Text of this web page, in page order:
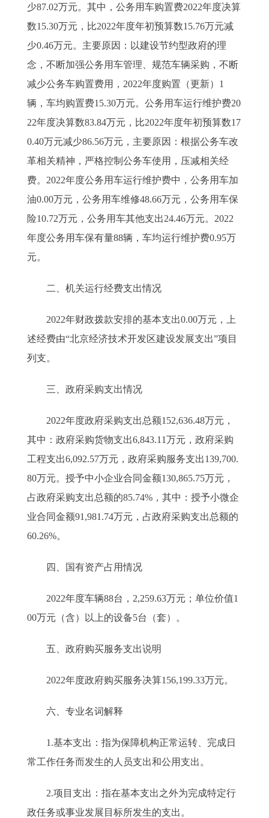
少87.02万元。其中，公务用车购置费2022年度决算
数15.30万元，比2022年度年初预算数15.76万元减
少0.46万元。主要原因：以建设节约型政府的理
念，不断加强公务用车管理、规范车辆采购，不断
减少公务车购置费用，2022年度购置（更新）1
辆，车均购置费15.30万元。公务用车运行维护费20
22年度决算数83.84万元，比2022年度年初预算数17
0.40万元减少86.56万元，主要原因：根据公务车改
革相关精神，严格控制公务车使用，压减相关经
费。2022年度公务用车运行维护费中，公务用车加
油0.00万元，公务用车维修48.66万元，公务用车保
险10.72万元，公务用车其他支出24.46万元。2022
年度公务用车保有量88辆，车均运行维护费0.95万
元。
二、机关运行经费支出情况
2022年财政拨款安排的基本支出0.00万元，上
述经费由“北京经济技术开发区建设发展支出”项目
列支。
三、政府采购支出情况
2022年度政府采购支出总额152,636.48万元，
其中：政府采购货物支出6,843.11万元，政府采购
工程支出6,092.57万元，政府采购服务支出139,700.
80万元。授予中小企业合同金额130,865.75万元，
占政府采购支出总额的85.74%，其中：授予小微企
业合同金额91,981.74万元，占政府采购支出总额的
60.26%。
四、国有资产占用情况
2022年度车辆88台，2,259.63万元；单位价值1
00万元（含）以上的设备5台（套）。
五、政府购买服务支出说明
2022年度政府购买服务决算156,199.33万元。
六、专业名词解释
1.基本支出：指为保障机构正常运转、完成日
常工作任务而发生的人员支出和公用支出。
2.项目支出：指在基本支出之外为完成特定行
政任务或事业发展目标所发生的支出。